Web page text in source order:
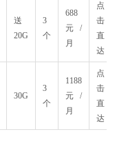
送
20G
3
个
688
元/
月
点
击
直
达
30G
3
个
1188
元/
月
点
击
直
达